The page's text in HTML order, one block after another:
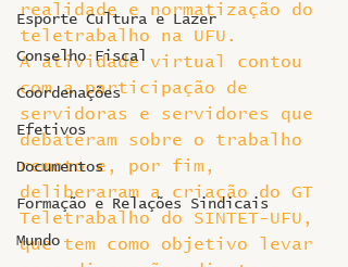
Esporte Cultura e Lazer
Conselho Fiscal
Coordenações
Efetivos
Documentos
Formação e Relações Sindicais
Mundo
realidade e normatização do
teletrabalho na UFU.
A atividade virtual contou
com a participação de
servidoras e servidores que
debateram sobre o trabalho
remoto e, por fim,
deliberaram a criação do GT
Teletrabalho do SINTET-UFU,
que tem como objetivo levar